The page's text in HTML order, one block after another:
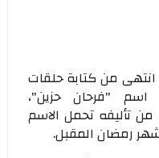
من كتابة حلقات
"فرحان حزين"،
تأليفه تحمل الاسم
رمضان المقبل.